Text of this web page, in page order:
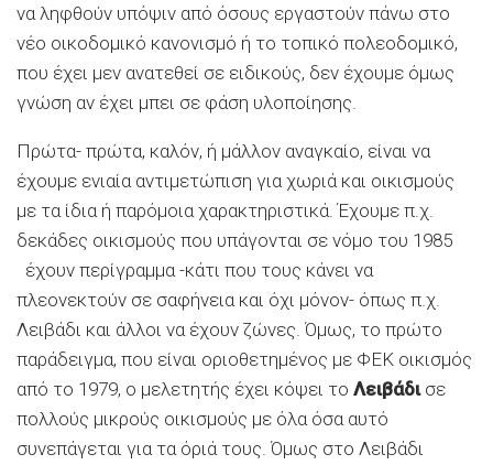
να ληφθούν υπόψιν από όσους εργαστούν πάνω στο
νέο οικοδομικό κανονισμό ή το τοπικό πολεοδομικό,
που έχει μεν ανατεθεί σε ειδικούς, δεν έχουμε όμως
γνώση αν έχει μπει σε φάση υλοποίησης.
Πρώτα- πρώτα, καλόν, ή μάλλον αναγκαίο, είναι να
έχουμε ενιαία αντιμετώπιση για χωριά και οικισμούς
με τα ίδια ή παρόμοια χαρακτηριστικά. Έχουμε π.χ.
δεκάδες οικισμούς που υπάγονται σε νόμο του 1985
έχουν περίγραμμα -κάτι που τους κάνει να
πλεονεκτούν σε σαφήνεια και όχι μόνον- όπως π.χ.
Λειβάδι και άλλοι να έχουν ζώνες. Όμως, το πρώτο
παράδειγμα, που είναι οριοθετημένος με ΦΕΚ οικισμός
από το 1979, ο μελετητής έχει κόψει το Λειβάδισε
πολλούς μικρούς οικισμούς με όλα όσα αυτό
συνεπάγεται για τα όριά τους. Όμως στο Λειβάδι